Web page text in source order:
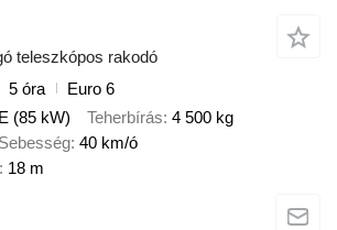
teleszkópos rakodó
5 óra
Euro 6
(85 kW) Teherbírás 4 500 kg
Sebesség 40 km/ó
18 m